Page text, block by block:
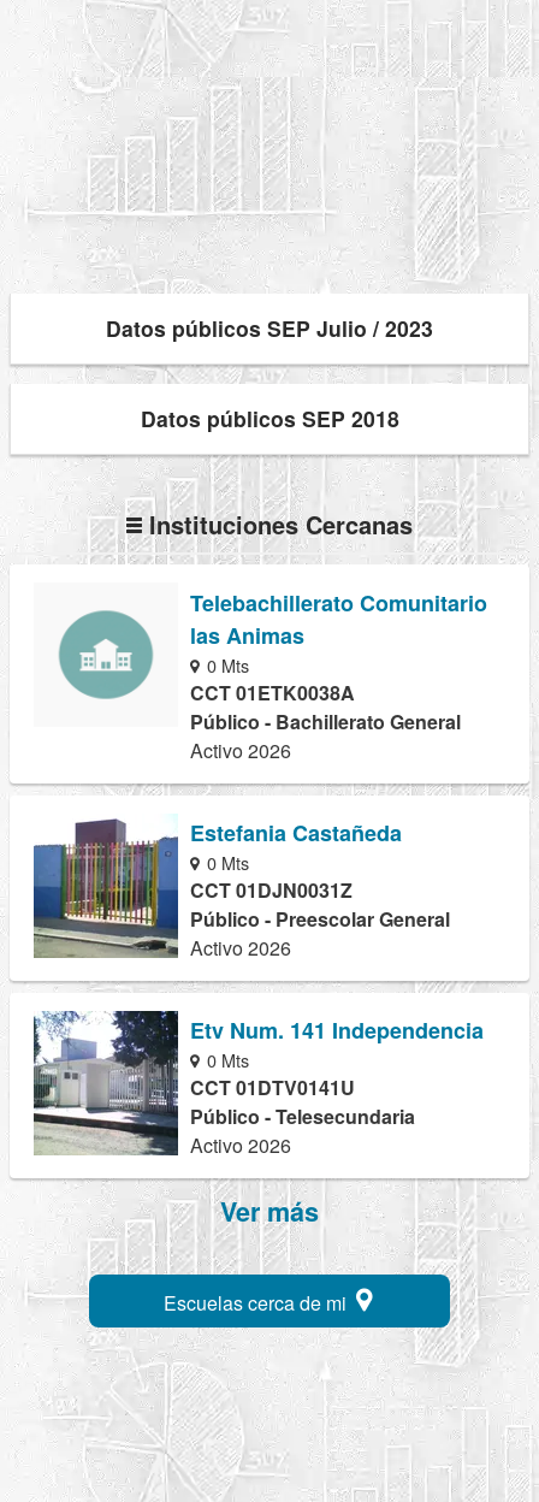
Datos públicos SEP Julio / 2023
Datos públicos SEP 2018
Instituciones Cercanas
Telebachillerato Comunitario
las Animas
0 Mts
CCT 01ETK0038A
Público - Bachillerato General
Activo 2026
Estefania Castañeda
0 Mts
CCT 01DJN0031Z
Público - Preescolar General
Activo 2026
Etv Num. 141 Independencia
0 Mts
CCT 01DTV0141U
Público - Telesecundaria
Activo 2026
Ver más
Escuelas cerca de mi